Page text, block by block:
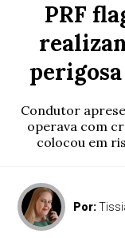
PRF
Condutor
operava com
colocou em
Por: